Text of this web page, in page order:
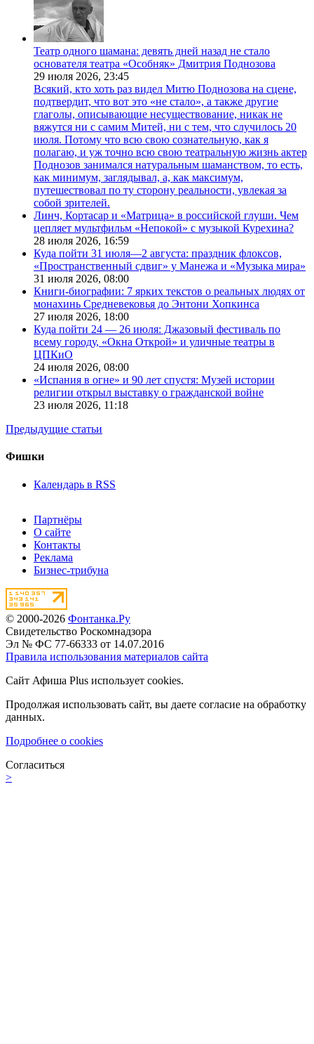
Театр одного шамана: девять дней назад не стало
основателя театра «Особняк» Дмитрия Поднозова
29 июля 2026, 23:45
Всякий, кто хоть раз видел Митю Поднозова на сцене,
подтвердит, что вот это «не стало», а также другие
глаголы, описывающие несуществование, никак не
вяжутся ни с самим Митей, ни с тем, что случилось 20
июля. Потому что всю свою сознательную, как я
полагаю, и уж точно всю свою театральную жизнь актер
Поднозов занимался натуральным шаманством, то есть,
как минимум, заглядывал, а, как максимум,
путешествовал по ту сторону реальности, увлекая за
собой зрителей.
Линч, Кортасар и «Матрица» в российской глуши. Чем
цепляет мультфильм «Непокой» с музыкой Курехина?
28 июля 2026, 16:59
Куда пойти 31 июля—2 августа: праздник флоксов,
«Пространственный сдвиг» у Манежа и «Музыка мира»
31 июля 2026, 08:00
Книги-биографии: 7 ярких текстов о реальных людях от
монахинь Средневековья до Энтони Хопкинса
27 июля 2026, 18:00
Куда пойти 24 — 26 июля: Джазовый фестиваль по
всему городу, «Окна Открой» и уличные театры в
ЦПКиО
24 июля 2026, 08:00
«Испания в огне» и 90 лет спустя: Музей истории
религии открыл выставку о гражданской войне
23 июля 2026, 11:18
Предыдущие статьи
Фишки
Календарь в RSS
Партнёры
О сайте
Контакты
Реклама
Бизнес-трибуна
© 2000-2026 Фонтанка.Ру
Свидетельство Роскомнадзора
Эл № ФС 77-66333 от 14.07.2016
Правила использования материалов сайта
Сайт Афиша Plus использует cookies.
Продолжая использовать сайт, вы даете согласие на обработку
данных.
Подробнее о cookies
Согласиться
>